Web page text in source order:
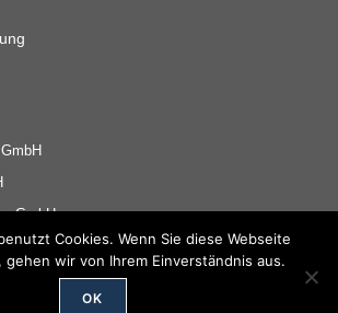
GmbH
Cookies. Wenn Sie diese Webseite
wir von Ihrem Einverständnis aus.
OK